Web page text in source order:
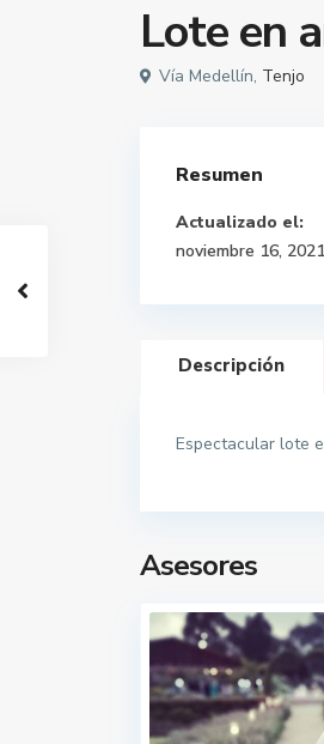
Lote en
Vía Medellín, Tenjo
Resumen
Actualizado el:
noviembre 16, 2021
Descripción
Espectacular lote
Asesores